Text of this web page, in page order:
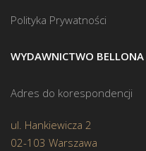
Polityka Prywatności
WYDAWNICTWO BELLONA
Adres do korespondencji
ul. Hankiewicza 2
02-103 Warszawa